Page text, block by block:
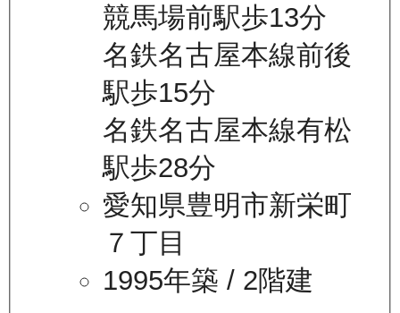
競馬場前駅歩13分
名鉄名古屋本線前後
駅歩15分
名鉄名古屋本線有松
駅歩28分
愛知県豊明市新栄町
７丁目
1995年築 / 2階建